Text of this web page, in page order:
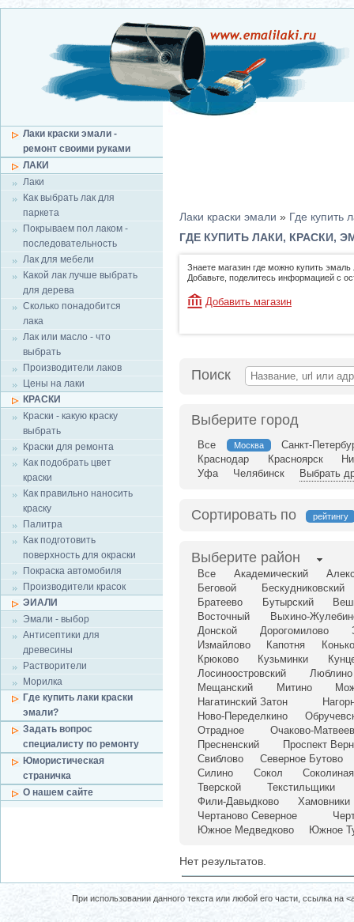
Лаки краски эмали -
ремонт своими руками
ЛАКИ
Лаки
Как выбрать лак для
паркета
Покрываем пол лаком -
последовательность
Лак для мебели
Какой лак лучше выбрать
для дерева
Сколько понадобится
лака
Лак или масло - что
выбрать
Производители лаков
Цены на лаки
КРАСКИ
Краски - какую краску
выбрать
Краски для ремонта
Как подобрать цвет
краски
Как правильно наносить
краску
Палитра
Как подготовить
поверхность для окраски
Покраска автомобиля
Производители красок
ЭИАЛИ
Эмали - выбор
Антисептики для
древесины
Растворители
Морилка
Где купить лаки краски
эмали?
Задать вопрос
специалисту по ремонту
Юмористическая
страничка
О нашем сайте
Лаки краски эмали » Где купить
ГДЕ КУПИТЬ ЛАКИ, КРАСКИ,
Знаете магазин где можно купить эмаль
Добавьте, поделитесь информацией с
Добавить магазин
Поиск
Выберите город
Все Москва
Санкт-
Краснодар
Красноярск
Уфа
Челябинск Выбрать
Сортировать по рейтингу
Выберите район
Все Академический
Беговой
Бескудниковский
Братеево
Бутырский
Восточный
Выхино-
Донской
Дорогомилово
Измайлово
Капотня
Крюково
Кузьминки
Лосиноостровский
Люблино
Мещанский
Митино
Нагатинский Затон
Ново-Переделкино
Отрадное
Очаково-
Пресненский
Проспект
Свиблово
Северное Бутово
Силино
Сокол
Тверской
Текстильщики
Фили-Давыдково
Хамовники
Чертаново Северное
Южное Медведково
Южное
Нет результатов.
При использовании данного текста или любой его части, ссылка